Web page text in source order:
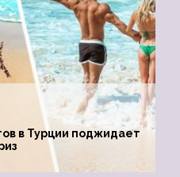
в Турции поджидает